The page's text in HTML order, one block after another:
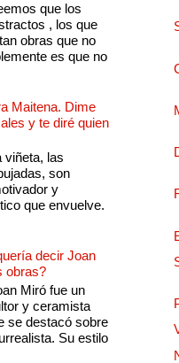
que los
, los que
obras que no
es que no
Maitena. Dime
y te diré quien
viñeta, las
son
y
que envuelve.
decir Joan
obras?
Miró fue un
y ceramista
se destacó sobre
Su estilo